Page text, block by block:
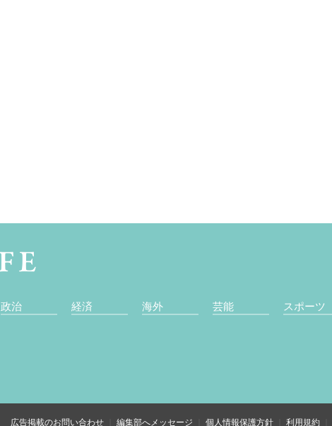
政治 経済 海外 芸能 スポーツ
広告掲載のお問い合わせ 編集部へメッセージ 個人情報保護方針 利用規約